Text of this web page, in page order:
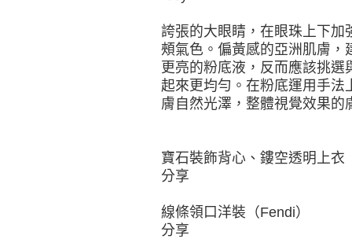
誇張的大眼睛，在眼珠上下加
頰氣色。偏黃感的亞洲肌膚，
更亮的粉底液，反而應該挑
起來更均勻。在粉底運用手法
膚自然光澤，整體視覺效果
寶石裝飾背心、鏤空透明上衣
分享
線條領口洋裝（Fendi）
分享